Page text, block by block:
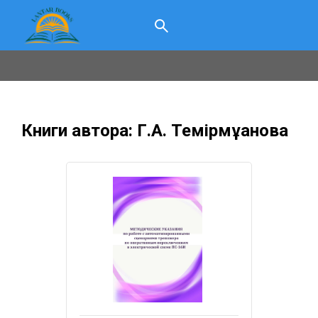
Книги автора: Г.А. Темірмұқанова